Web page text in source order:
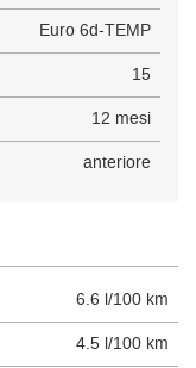
Euro 6d-TEMP
15
12 mesi
anteriore
6.6 l/100 km
4.5 l/100 km